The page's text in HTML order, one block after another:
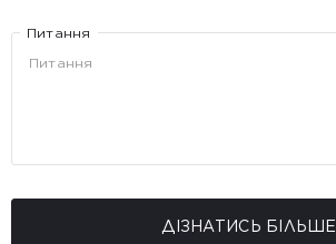
Питання
ДІЗНАТИСЬ БІЛЬШЕ